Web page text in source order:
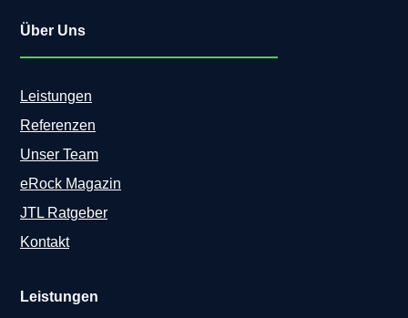
Über Uns
Leistungen
Referenzen
Unser Team
eRock Magazin
JTL Ratgeber
Kontakt
Leistungen